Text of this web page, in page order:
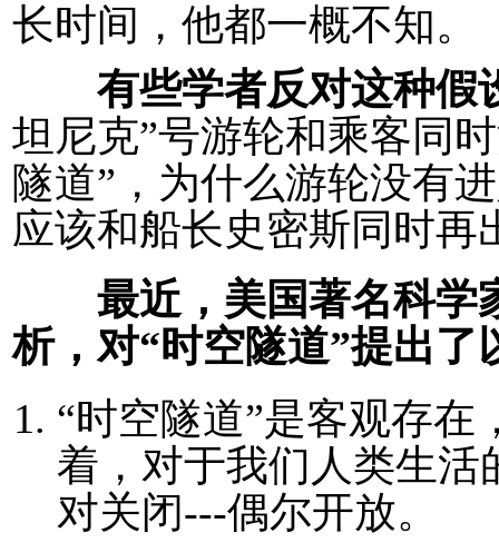
长时间，他都一概不知。
有些学者反对这种假
坦尼克”号游轮和乘客同
隧道”，为什么游轮没有
应该和船长史密斯同时再
最近，美国著名科学
析，对“时空隧道”提出了
“时空隧道”是客观存
着，对于我们人类生
对关闭---偶尔开放。